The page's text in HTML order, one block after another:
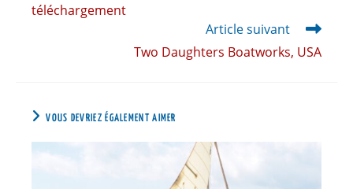
téléchargement
Article suivant
Two Daughters Boatworks, USA
VOUS DEVRIEZ ÉGALEMENT AIMER